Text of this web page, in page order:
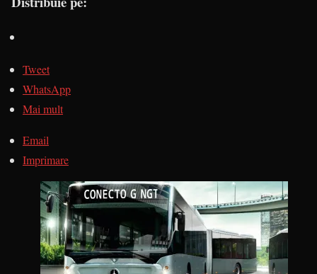
Tweet
WhatsApp
Mai mult
Email
Imprimare